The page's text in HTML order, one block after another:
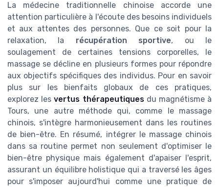
La médecine traditionnelle chinoise accorde une
attention particulière à l'écoute des besoins individuels
et aux attentes des personnes. Que ce soit pour la
relaxation, la récupération sportive, ou le
soulagement de certaines tensions corporelles, le
massage se décline en plusieurs formes pour répondre
aux objectifs spécifiques des individus. Pour en savoir
plus sur les bienfaits globaux de ces pratiques,
explorez lesvertus thérapeutiquesdu magnétisme à
Tours, une autre méthode qui, comme le massage
chinois, s'intègre harmonieusement dans les routines
de bien-être. En résumé, intégrer le massage chinois
dans sa routine permet non seulement d'optimiser le
bien-être physique mais également d'apaiser l'esprit,
assurant un équilibre holistique qui a traversé les âges
pour s'imposer aujourd'hui comme une pratique de